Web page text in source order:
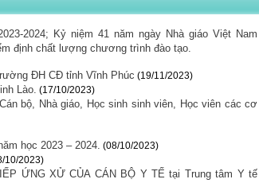
2024; Kỷ niệm 41 năm ngày Nhà giáo Việt Nam
định chất lượng chương trình đào tạo.
ĐH CĐ tỉnh Vĩnh Phúc (19/11/2023)
Lào. (17/10/2023)
bộ, Nhà giáo, Học sinh sinh viên, Học viên các cơ
học 2023 – 2024. (08/10/2023)
10/2023)
ỨNG XỬ CỦA CÁN BỘ Y TẾ tại Trung tâm Y tế